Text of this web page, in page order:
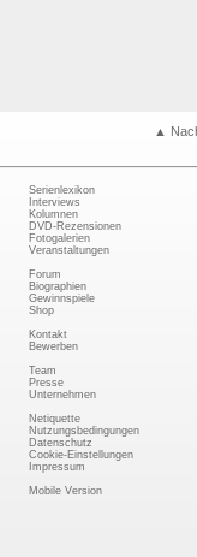
▲
Serienlexikon
Interviews
Kolumnen
DVD-Rezensionen
Fotogalerien
Veranstaltungen
Forum
Biographien
Gewinnspiele
Shop
Kontakt
Bewerben
Team
Presse
Unternehmen
Netiquette
Nutzungsbedingungen
Datenschutz
Cookie-Einstellungen
Impressum
Mobile Version